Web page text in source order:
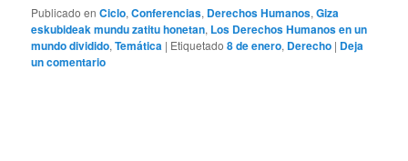
Publicado en Ciclo,Conferencias, Derechos Humanos,Giza
eskubideak mundu zatitu honetan, Los Derechos Humanos en un
mundo dividido,Temática | Etiquetado 8 de enero, Derecho | Deja
un comentario